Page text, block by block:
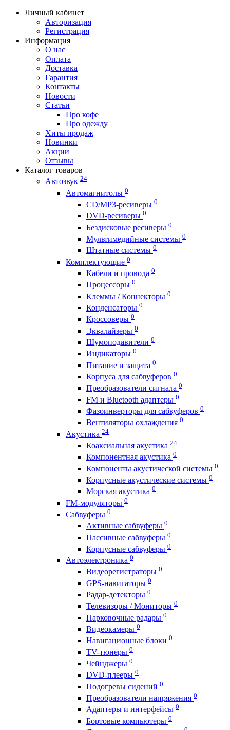
Личный кабинет
Авторизация
Регистрация
Информация
О нас
Оплата
Доставка
Гарантия
Контакты
Новости
Статьи
Про кофе
Про одежду
Хиты продаж
Новинки
Акции
Отзывы
Каталог товаров
Автозвук 24
Автомагнитолы 0
CD/MP3-ресиверы 0
DVD-ресиверы 0
Бездисковые ресиверы 0
Мультимедийные системы 0
Штатные системы 0
Комплектующие 0
Кабели и провода 0
Процессоры 0
Клеммы / Коннекторы 0
Конденсаторы 0
Кроссоверы 0
Эквалайзеры 0
Шумоподавители 0
Индикаторы 0
Питание и защита 0
Корпуса для сабвуферов 0
Преобразователи сигнала 0
FM и Bluetooth адаптеры 0
Фазоинверторы для сабвуферов 0
Вентиляторы охлаждения 0
Акустика 24
Коаксиальная акустика 24
Компонентная акустика 0
Компоненты акустической системы 0
Корпусные акустические системы 0
Морская акустика 0
FM-модуляторы 0
Сабвуферы 0
Активные сабвуферы 0
Пассивные сабвуферы 0
Корпусные сабвуферы 0
Автоэлектроника 0
Видеорегистраторы 0
GPS-навигаторы 0
Радар-детекторы 0
Телевизоры / Мониторы 0
Парковочные радары 0
Видеокамеры 0
Навигационные блоки 0
TV-тюнеры 0
Чейнджеры 0
DVD-плееры 0
Подогревы сидений 0
Преобразователи напряжения 0
Адаптеры и интерфейсы 0
Бортовые компьютеры 0